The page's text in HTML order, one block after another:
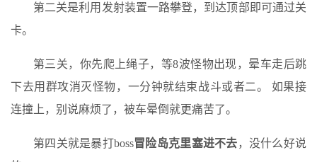
第二关是利用发射装置一路攀登，到达顶部即可通过关
卡。
第三关，你先爬上绳子，等8波怪物出现，晕车走后跳
下去用群攻消灭怪物，一分钟就结束战斗或者二。 如果接
连撞上，别说麻烦了，被车晕倒就更痛苦了。
第四关就是暴打boss冒险岛克里塞进不去，没什么好说